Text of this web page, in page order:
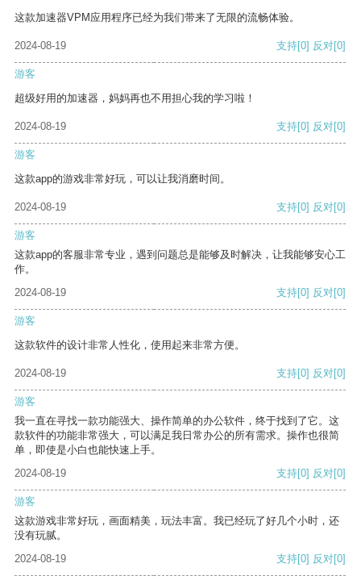
这款加速器VPM应用程序已经为我们带来了无限的流畅体验。
2024-08-19 支持[0] 反对[0]
游客
超级好用的加速器，妈妈再也不用担心我的学习啦！
2024-08-19 支持[0] 反对[0]
游客
这款app的游戏非常好玩，可以让我消磨时间。
2024-08-19 支持[0] 反对[0]
游客
这款app的客服非常专业，遇到问题总是能够及时解决，让我能够安心工
作。
2024-08-19
支持[0] 反对[0]
游客
这款软件的设计非常人性化，使用起来非常方便。
2024-08-19 支持[0] 反对[0]
游客
我一直在寻找一款功能强大、操作简单的办公软件，终于找到了它。这
款软件的功能非常强大，可以满足我日常办公的所有需求。操作也很简
单，即使是小白也能快速上手。
2024-08-19
支持[0] 反对[0]
游客
这款游戏非常好玩，画面精美，玩法丰富。我已经玩了好几个小时，还
没有玩腻。
2024-08-19
支持[0] 反对[0]